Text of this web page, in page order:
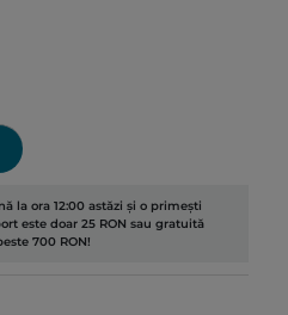
la ora 12:00 astăzi și o primești
este doar 25 RON sau gratuită
700 RON!